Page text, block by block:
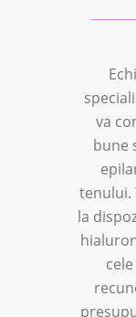
va
bune
tenului.
la